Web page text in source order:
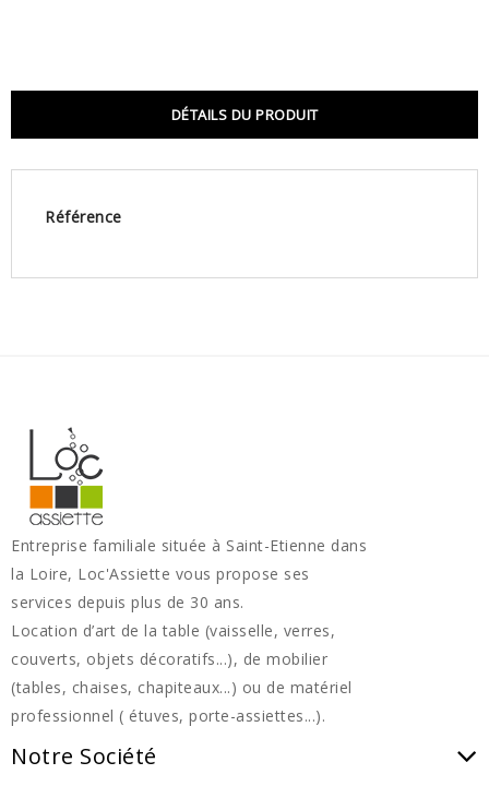
DÉTAILS DU PRODUIT
Référence
Entreprise familiale située à Saint-Etienne dans
la Loire, Loc'Assiette vous propose ses
services depuis plus de 30 ans.
Location d’art de la table (vaisselle, verres,
couverts, objets décoratifs...), de mobilier
(tables, chaises, chapiteaux...) ou de matériel
professionnel ( étuves, porte-assiettes...).
Notre Société